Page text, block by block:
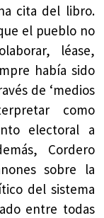
cita del libro.
el pueblo no
léase,
había sido
de ‘medios
como
electoral a
Cordero
sobre la
del sistema
entre todas